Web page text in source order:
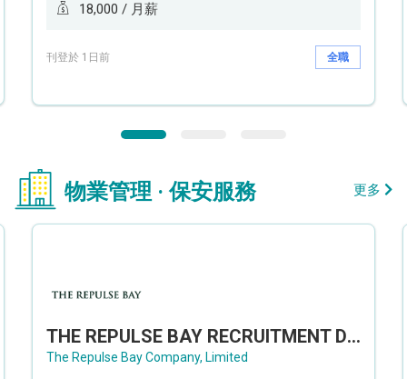
18,000 / 月薪
刊登於 1日前 全職
物業管理 · 保安服務 更多
THE REPULSE BAY RECRUITMENT DAY 淺水灣影灣園人才招聘會
The Repulse Bay Company, Limited